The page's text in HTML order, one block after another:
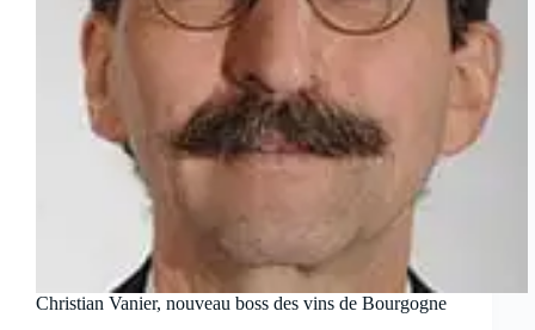
Christian Vanier, nouveau boss des vins de Bourgogne